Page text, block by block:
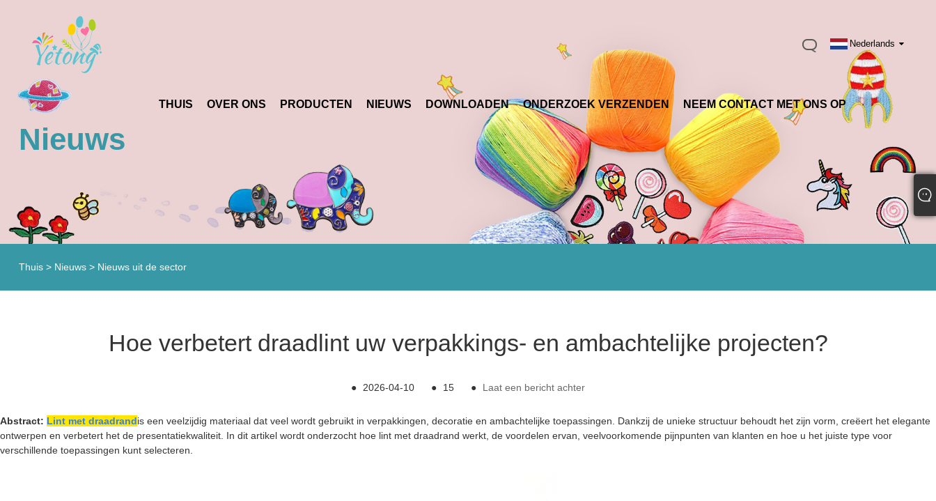
Nederlands
THUIS OVER ONS PRODUCTEN NIEUWS DOWNLOADEN ONDERZOEK VERZENDEN NEEM CONTACT MET ONS OP
Nieuws
Thuis > Nieuws> Nieuws uit de sector
Hoe verbetert draadlint uw verpakkings- en ambachtelijke projecten?
● 2026-04-10 ● 15 ● Laat een bericht achter
Abstract: Lint met draadrandis een veelzijdig materiaal dat veel wordt gebruikt in verpakkingen, decoratie en ambachtelijke toepassingen. Dankzij de unieke structuur behoudt het zijn vorm, creëert het elegante
ontwerpen en verbetert het de presentatiekwaliteit. In dit artikel wordt onderzocht hoe lint met draadrand werkt, de voordelen ervan, veelvoorkomende pijnpunten van klanten en hoe u het juiste type voor
verschillende toepassingen kunt selecteren.